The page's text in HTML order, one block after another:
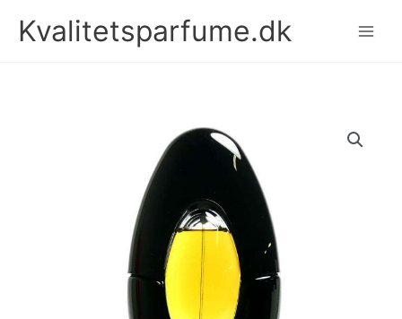
Kvalitetsparfume.dk